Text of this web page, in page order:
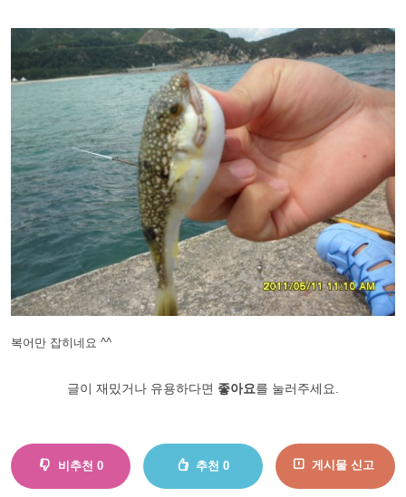
복어만 잡히네요 ^^
글이 재밌거나 유용하다면 좋아요를 눌러주세요.
비추천 0 추천 0 게시물 신고